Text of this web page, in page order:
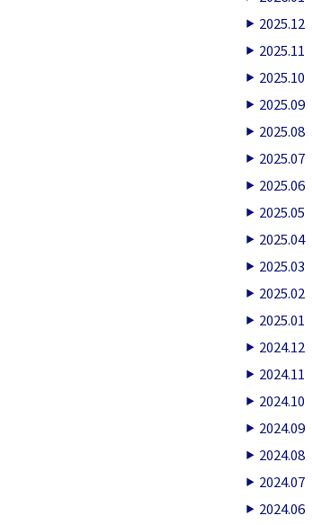
2025.12
2025.11
2025.10
2025.09
2025.08
2025.07
2025.06
2025.05
2025.04
2025.03
2025.02
2025.01
2024.12
2024.11
2024.10
2024.09
2024.08
2024.07
2024.06